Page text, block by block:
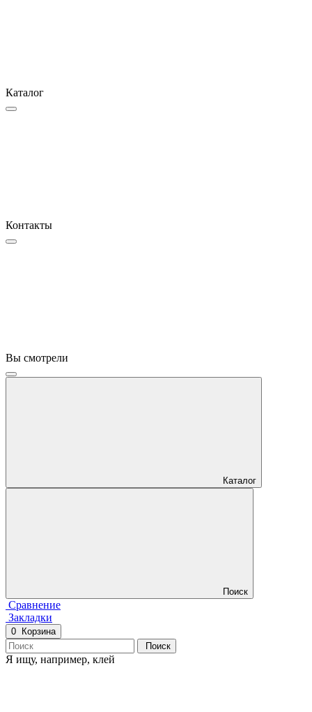
Каталог
Контакты
Вы смотрели
Каталог
Поиск
Сравнение
Закладки
0
Корзина
Поиск
Я ищу, например, клей